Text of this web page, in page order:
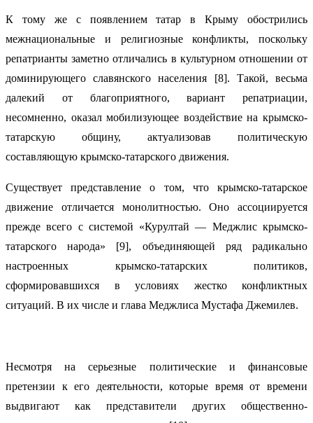
К тому же с появлением татар в Крыму обострились
межнациональные и религиозные конфликты, поскольку
репатрианты заметно отличались в культурном отношении от
доминирующего славянского населения [8]. Такой, весьма
далекий от благоприятного, вариант репатриации,
несомненно, оказал мобилизующее воздействие на крымско-
татарскую общину, актуализовав политическую
составляющую крымско-татарского движения.
Существует представление о том, что крымско-татарское
движение отличается монолитностью. Оно ассоциируется
прежде всего с системой «Курултай — Меджлис крымско-
татарского народа» [9], объединяющей ряд радикально
настроенных крымско-татарских политиков,
сформировавшихся в условиях жестко конфликтных
ситуаций. В их числе и глава Меджлиса Мустафа Джемилев.
Несмотря на серьезные политические и финансовые
претензии к его деятельности, которые время от времени
выдвигают как представители других общественно-